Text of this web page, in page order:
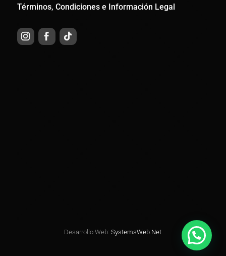
Términos, Condiciones e Información Legal
Desarrollo Web: SystemsWeb.Net